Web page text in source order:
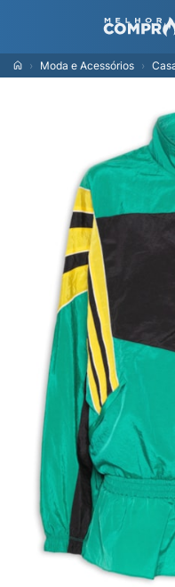
Moda e Acessórios